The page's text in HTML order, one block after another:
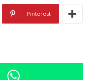
Pinterest